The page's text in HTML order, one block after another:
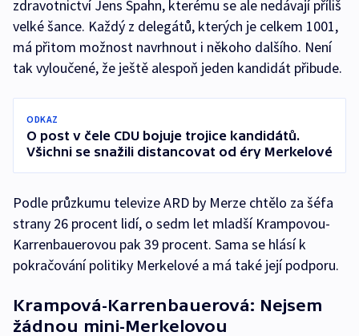
zdravotnictví Jens Spahn, kterému se ale nedávají příliš
velké šance. Každý z delegátů, kterých je celkem 1001,
má přitom možnost navrhnout i někoho dalšího. Není
tak vyloučené, že ještě alespoň jeden kandidát přibude.
ODKAZ
O post v čele CDU bojuje trojice kandidátů.
Všichni se snažili distancovat od éry Merkelové
Podle průzkumu televize ARD by Merze chtělo za šéfa
strany 26 procent lidí, o sedm let mladší Krampovou-
Karrenbauerovou pak 39 procent. Sama se hlásí k
pokračování politiky Merkelové a má také její podporu.
Krampová-Karrenbauerová: Nejsem
žádnou mini-Merkelovou